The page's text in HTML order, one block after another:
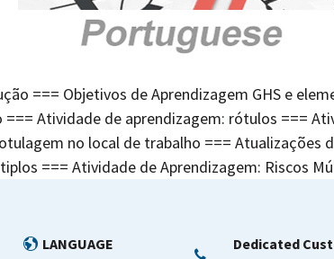
=== Objetivos de Aprendizagem GHS e
Atividade de aprendizagem: rótulos ===
no local de trabalho === Atualizações
=== Atividade de Aprendizagem: Riscos
LANGUAGE
Dedicated